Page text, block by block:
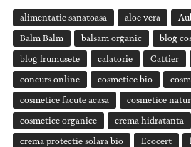
alimentatie sanatoasa aloe vera
Balm Balm balsam organic blog
blog frumusete calatorie Cattier
concurs online cosmetice bio
cosmetice facute acasa cosmetice
cosmetice organice crema hidratanta
crema protectie solara bio Ecocert